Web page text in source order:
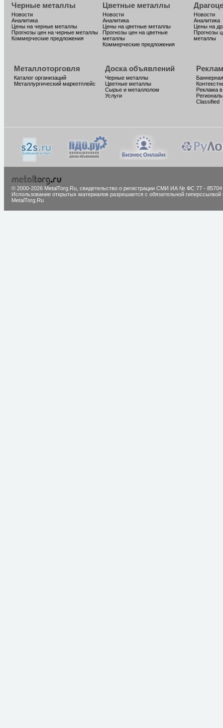
Черные металлы
Новости
Аналитика
Цены на черные металлы
Прогнозы цен на черные металлы
Коммерческие предложения
Цветные металлы
Новости
Аналитика
Цены на цветные металлы
Прогнозы цен на цветные
металлы
Коммерческие предложения
Новости
Аналитика
Цены на
Прогнозы
металлы
Металлоторговля
Каталог организаций
Металлургический маркетплейс
Доска объявлений
Черные металлы
Цветные металлы
Сырье и металлолом
Услуги
Реклама
Classified
© 2000-2026 MetalTorg.Ru, cвидетельство о регистрации СМИ ИА № ФС 77 - 85704
Использование открытых материалов разрешается с обязательной гиперссылкой
MetalTorg.Ru